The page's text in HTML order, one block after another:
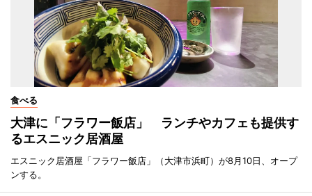
食べる
大津に「フラワー飯店」 ランチやカフェも提供す
るエスニック居酒屋
エスニック居酒屋「フラワー飯店」（大津市浜町）が8月10日、オープ
ンする。